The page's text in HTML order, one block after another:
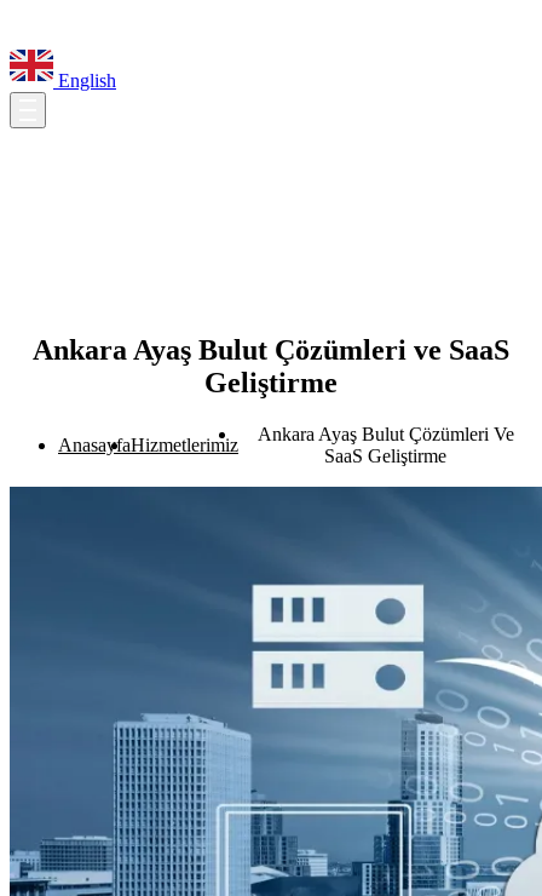
English
Ankara Ayaş Bulut Çözümleri ve SaaS
Geliştirme
AnasayfaHizmetlerimiz
Ankara Ayaş Bulut Çözümleri Ve
SaaS Geliştirme